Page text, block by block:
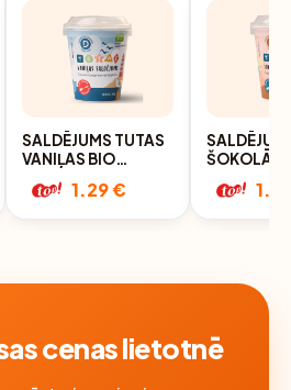
SALDĒJUMS TUTAS
VANIĻAS BIO
120ML/65G
1.29 €
120ML/
cenas lietotnē